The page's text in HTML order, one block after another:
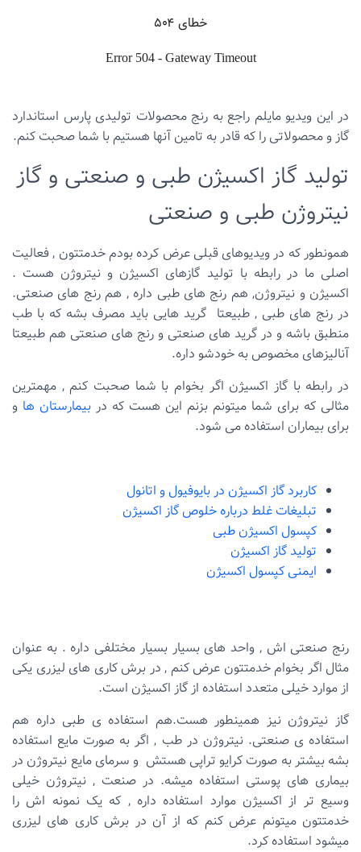
در این ویدیو مایلم راجع به رنج محصولات تولیدی پارس استاندارد
گاز و محصولاتی را که قادر به تامین آنها هستیم با شما صحبت کنم.
تولید گاز اکسیژن طبی و صنعتی و گاز
نیتروژن طبی و صنعتی
همونطور که در ویدیوهای قبلی عرض کرده بودم خدمتتون , فعالیت
اصلی ما در رابطه با تولید گازهای اکسیژن و نیتروژن هست .
اکسیژن و نیتروژن, هم رنج های طبی داره , هم رنج های صنعتی.
در رنج های طبی , طبیعتا گرید هایی باید مصرف بشه که با طب
منطبق باشه و در گرید های صنعتی و رنج های صنعتی هم طبیعتا
آنالیزهای مخصوص به خودشو داره.
در رابطه با گاز اکسیژن اگر بخوام با شما صحبت کنم , مهمترین
مثالی که برای شما میتونم بزنم این هست که در بیمارستان ها و
برای بیماران استفاده می شود.
کاربرد گاز اکسیژن در بایوفیول و اتانول
تبلیغات غلط درباره خلوص گاز اکسیژن
کپسول اکسیژن طبی
تولید گاز اکسیژن
ایمنی کپسول اکسیژن
رنج صنعتی اش , واحد های بسیار بسیار مختلفی داره . به عنوان
مثال اگر بخوام خدمتتون عرض کنم , در برش کاری های لیزری یکی
از موارد خیلی متعدد استفاده از گاز اکسیژن است.
گاز نیتروژن نیز همینطور هست.هم استفاده ی طبی داره هم
استفاده ی صنعتی. نیتروژن در طب , اگر به صورت مایع استفاده
بشه بیشتر به صورت کرایو تراپی هستش و سرمای مایع نیتروژن در
بیماری های پوستی استفاده میشه. در صنعت , نیتروژن خیلی
وسیع تر از اکسیژن موارد استفاده داره , که یک نمونه اش را
خدمتتون میتونم عرض کنم که از آن در برش کاری های لیزری
میشود استفاده کرد.